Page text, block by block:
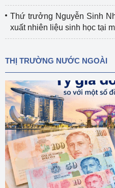
Thứ trưởng Nguyễn Sinh
xuất nhiên liệu sinh học tại
THỊ TRƯỜNG NƯỚC NGOÀI